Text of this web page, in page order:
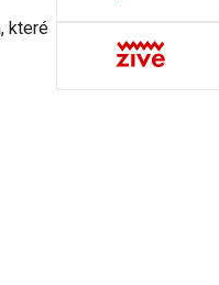
které